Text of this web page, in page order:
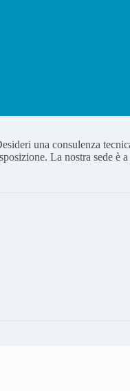
una consulenza
La nostra sede è a